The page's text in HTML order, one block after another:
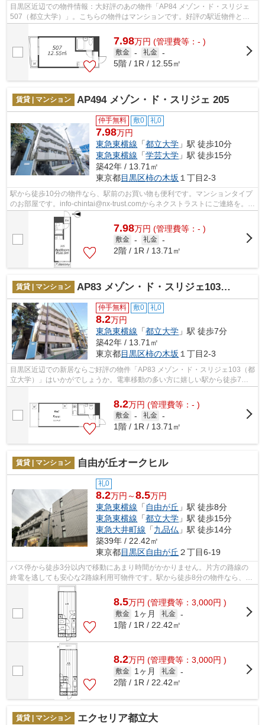
目黒区近辺での物件情報：大好評のあの物件「AP84 メゾン・ド・スリジェ
507（都立大学）」。こちらの物件はマンションです。好評の駅近物件とな
7.98万円 (管理費等：- )
敷金 - 礼金 -
5階 / 1R / 12.55㎡
賃貸 | マンション AP494 メゾン・ド・スリジェ 205
仲手無料 敷0 礼0
7.98万円
東急東横線 「都立大学 」駅 徒歩10分
東急東横線 「学芸大学 」駅 徒歩15分
築42年 / 13.71㎡
東京都目黒区柿の木坂 １丁目2-3
駅から徒歩10分の物件なら、駅前のお買い物も便利です。マンションタイプ
のお部屋です。info-chintai@nx-trust.comからネクストラストにご連絡を。目
黒区エリアの物件に関する事なら、...
7.98万円 (管理費等：- )
敷金 - 礼金 -
2階 / 1R / 13.71㎡
賃貸 | マンション AP83 メゾン・ド・スリジェ103（都立大学）
仲手無料 敷0 礼0
8.2万円
東急東横線 「都立大学 」駅 徒歩7分
築42年 / 13.71㎡
東京都目黒区柿の木坂 １丁目2-3
目黒区近辺での新居ならご好評の物件「AP83 メゾン・ド・スリジェ103（都
立大学）」はいかがでしょうか。電車移動の多い方に嬉しい駅から徒歩7分
の物件です。こちらはマンションタイプ...
8.2万円 (管理費等：- )
敷金 - 礼金 -
1階 / 1R / 13.71㎡
賃貸 | マンション 自由が丘オークヒル
礼0
8.2万円～8.5万円
東急東横線 「自由が丘 」駅 徒歩8分
東急東横線 「都立大学 」駅 徒歩15分
東急大井町線 「九品仏 」駅 徒歩14分
築39年 / 22.42㎡
東京都目黒区自由が丘 ２丁目6-19
バス停から徒歩3分以内で移動にあまり時間がかかりません。片方の路線の
終電を逃しても安心な2路線利用可物件です。駅から徒歩8分の物件なら、駅
前のお買い物も便利です。外装もおしゃ...
8.5万円 (管理費等：3,000円 )
敷金 1ヶ月 礼金 -
1階 / 1R / 22.42㎡
8.2万円 (管理費等：3,000円 )
敷金 1ヶ月 礼金 -
2階 / 1R / 22.42㎡
賃貸 | マンション エクセリア都立大